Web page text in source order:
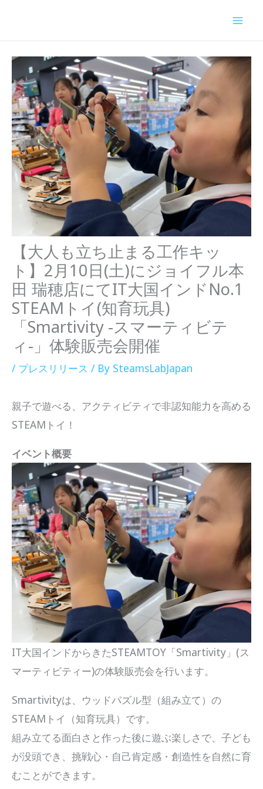
【大人も立ち止まる工作キッ
ト】2月10日(土)にジョイフル本
田 瑞穂店にてIT大国インドNo.1
STEAMトイ(知育玩具)
「Smartivity -スマーティビテ
ィ-」体験販売会開催
/ プレスリリース / By SteamsLabJapan
親子で遊べる、アクティビティで非認知能力を高める
STEAMトイ！
イベント概要
IT大国インドからきたSTEAMTOY「Smartivity」(ス
マーティビティー)の体験販売会を行います。
Smartivityは、ウッドパズル型（組み立て）の
STEAMトイ（知育玩具）です。
組み立てる面白さと作った後に遊ぶ楽しさで、子ども
が没頭でき、挑戦心・自己肯定感・創造性を自然に育
むことができます。